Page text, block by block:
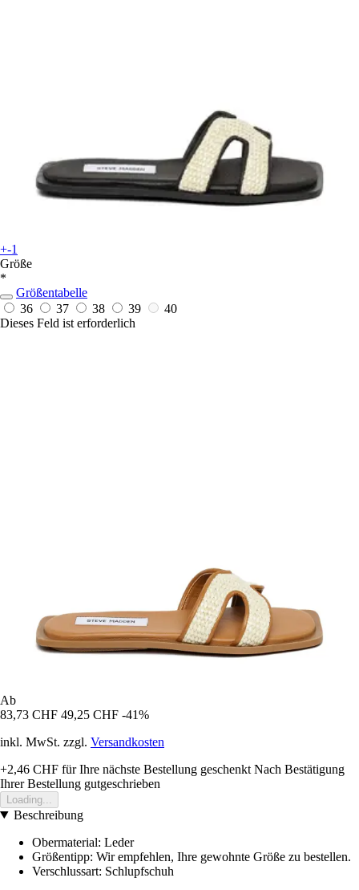
+-1
Größe
*
Größentabelle
36
37 38 39
40
Dieses Feld ist erforderlich
Ab
83,73 CHF 49,25 CHF -41%
inkl. MwSt. zzgl. Versandkosten
+2,46 CHF für Ihre nächste Bestellung geschenkt Nach Bestätigung
Ihrer Bestellung gutgeschrieben
Loading...
Beschreibung
Obermaterial: Leder
Größentipp: Wir empfehlen, Ihre gewohnte Größe zu bestellen.
Verschlussart: Schlupfschuh